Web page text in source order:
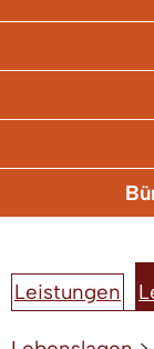
Leistungen